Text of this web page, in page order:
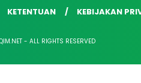
KETENTUAN KEBIJAKAN
- ALL RIGHTS RESERVED